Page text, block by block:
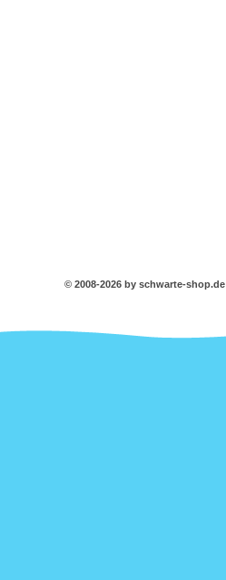
© 2008-2026 by schwarte-shop.de